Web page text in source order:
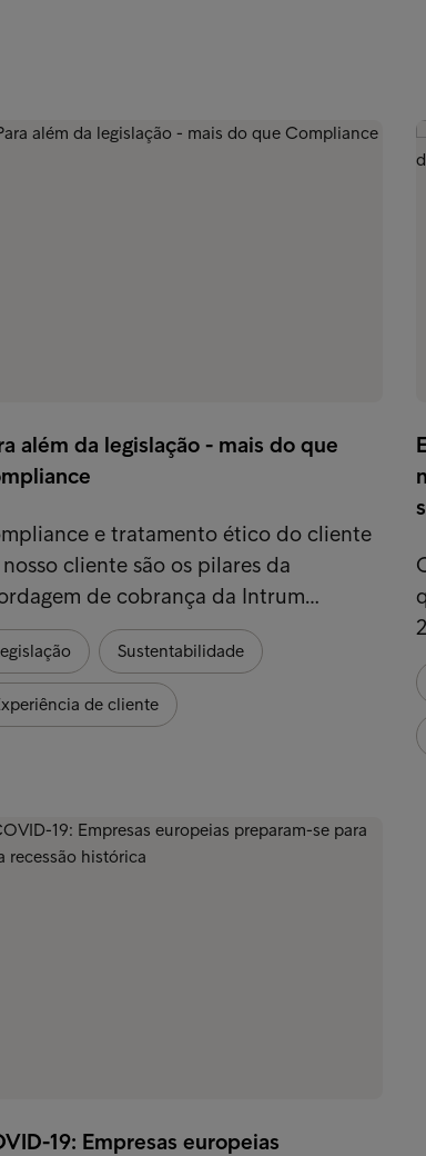
além da legislação - mais do que
e tratamento ético do cliente
cliente são os pilares da
de cobrança da Intrum…
Sustentabilidade
de cliente
19: Empresas europeias